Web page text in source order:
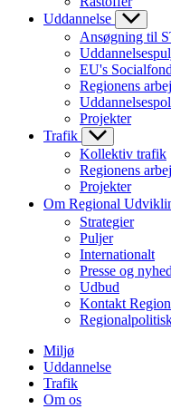
Uddannelse
Ansøgning til
EU's
Regionens
Projekter
Trafik
Kollektiv trafik
Regionens
Projekter
Om Regional
Strategier
Puljer
Internationalt
Presse og
Udbud
Kontakt
Miljø
Uddannelse
Trafik
Om os